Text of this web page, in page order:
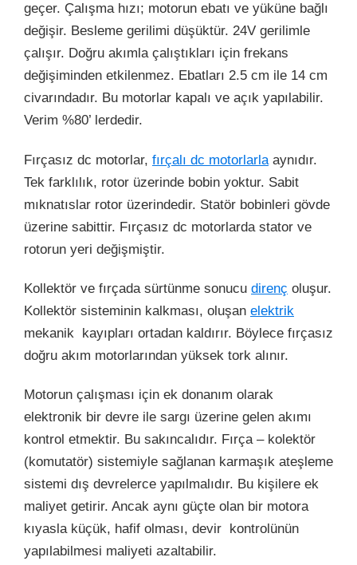
geçer. Çalışma hızı; motorun ebatı ve yüküne bağlı
değişir. Besleme gerilimi düşüktür. 24V gerilimle
çalışır. Doğru akımla çalıştıkları için frekans
değişiminden etkilenmez. Ebatları 2.5 cm ile 14 cm
civarındadır. Bu motorlar kapalı ve açık yapılabilir.
Verim %80’ lerdedir.
Fırçasız dc motorlar, fırçalı dc motorlarla aynıdır.
Tek farklılık, rotor üzerinde bobin yoktur. Sabit
mıknatıslar rotor üzerindedir. Statör bobinleri gövde
üzerine sabittir. Fırçasız dc motorlarda stator ve
rotorun yeri değişmiştir.
Kollektör ve fırçada sürtünme sonucu direnç oluşur.
Kollektör sisteminin kalkması, oluşan elektrik
mekanik kayıpları ortadan kaldırır. Böylece fırçasız
doğru akım motorlarından yüksek tork alınır.
Motorun çalışması için ek donanım olarak
elektronik bir devre ile sargı üzerine gelen akımı
kontrol etmektir. Bu sakıncalıdır. Fırça – kolektör
(komutatör) sistemiyle sağlanan karmaşık ateşleme
sistemi dış devrelerce yapılmalıdır. Bu kişilere ek
maliyet getirir. Ancak aynı güçte olan bir motora
kıyasla küçük, hafif olması, devir kontrolünün
yapılabilmesi maliyeti azaltabilir.